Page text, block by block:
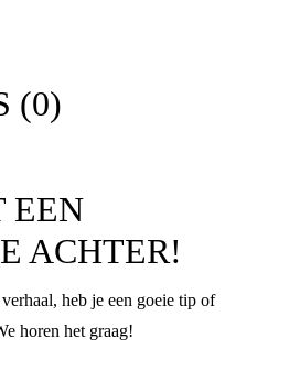
(0)
EEN
ACHTER!
heb je een goeie tip of
horen het graag!